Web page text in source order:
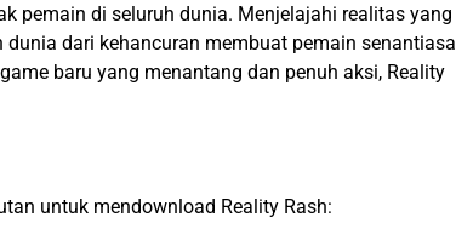
pemain di seluruh dunia. Menjelajahi realitas yang
dari kehancuran membuat pemain senantiasa
baru yang menantang dan penuh aksi, Reality
untuk mendownload Reality Rash: